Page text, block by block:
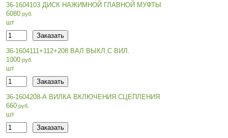
36-1604103 ДИСК НАЖИМНОЙ ГЛАВНОЙ МУФТЫ
6080
шт
36-1604111+112+208 ВАЛ ВЫКЛ.С ВИЛ.
1000
шт
36-1604208-А ВИЛКА ВКЛЮЧЕНИЯ СЦЕПЛЕНИЯ
660
шт